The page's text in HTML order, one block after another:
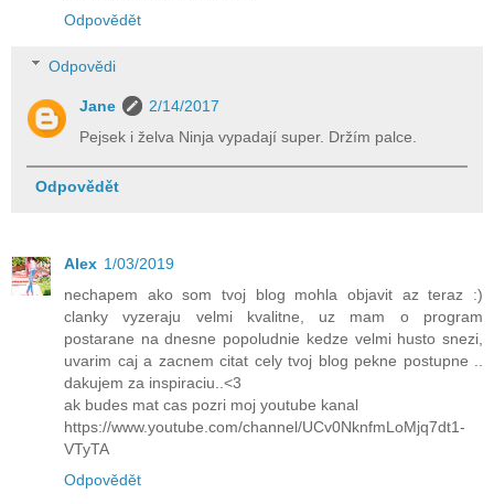
Odpovědět
Odpovědi
Jane
2/14/2017
Pejsek i želva Ninja vypadají super. Držím palce.
Odpovědět
Alex 1/03/2019
nechapem ako som tvoj blog mohla objavit az teraz :)
clanky vyzeraju velmi kvalitne, uz mam o program
postarane na dnesne popoludnie kedze velmi husto snezi,
uvarim caj a zacnem citat cely tvoj blog pekne postupne ..
dakujem za inspiraciu..<3
ak budes mat cas pozri moj youtube kanal
https://www.youtube.com/channel/UCv0NknfmLoMjq7dt1-
VTyTA
Odpovědět